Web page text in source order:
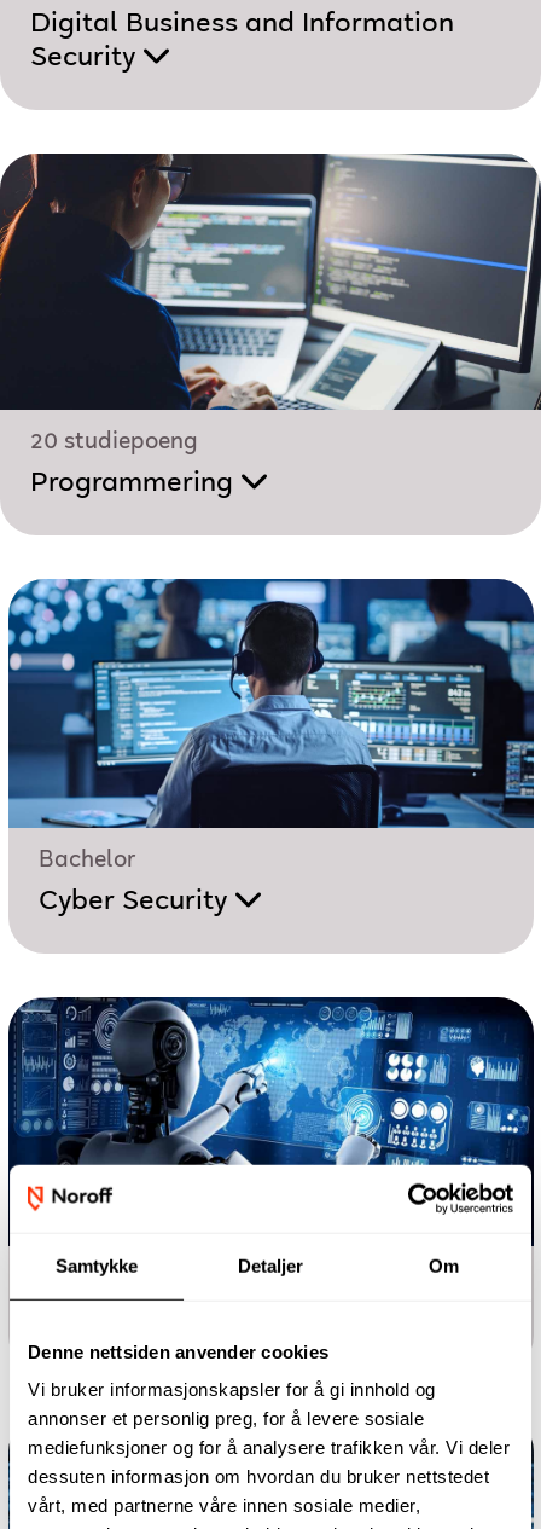
Samtykke Detaljer Om
Denne nettsiden anvender cookies
Vi bruker informasjonskapsler for å gi innhold og
annonser et personlig preg, for å levere sosiale
mediefunksjoner og for å analysere trafikken vår. Vi deler
dessuten informasjon om hvordan du bruker nettstedet
vårt, med partnerne våre innen sosiale medier,
Digital Business and Information
Security
20 studiepoeng
Programmering
Bachelor
Cyber Security
Bachelor